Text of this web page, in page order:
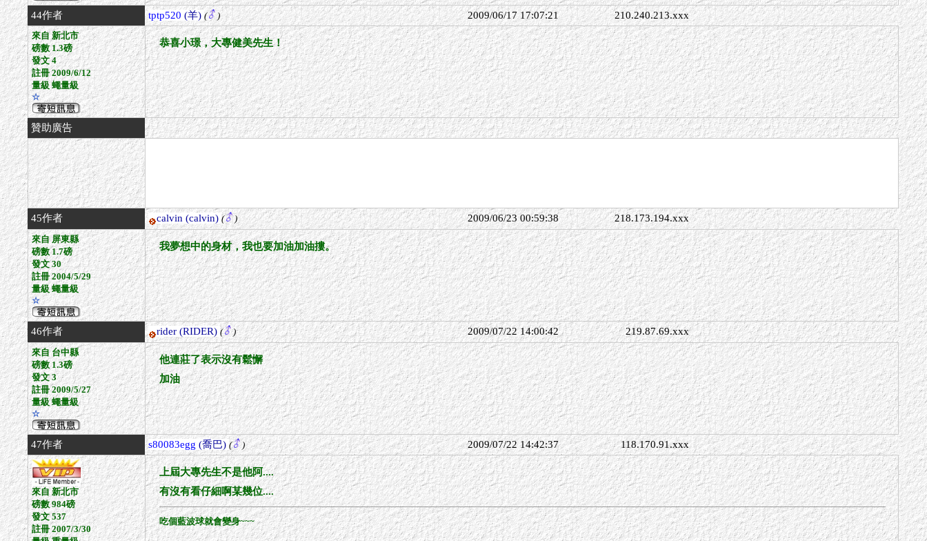
44作者 tptp520(羊) ( ) 2009/06/17 17:07:21 210.240.213.xxx
來自 新北市
磅數 1.3磅
發文 4
註冊 2009/6/12
量級 蠅量級
☆
恭喜小璟，大專健美先生！
贊助廣告
45作者 calvin (calvin) ( ) 2009/06/23 00:59:38 218.173.194.xxx
來自 屏東縣
磅數 1.7磅
發文 30
註冊 2004/5/29
量級 蠅量級
☆
我夢想中的身材，我也要加油加油摟。
46作者 rider (RIDER) ( ) 2009/07/22 14:00:42 219.87.69.xxx
來自 台中縣
磅數 1.3磅
發文 3
註冊 2009/5/27
量級 蠅量級
☆
他連莊了表示沒有鬆懈
加油
47作者 s80083egg(喬巴) ( ) 2009/07/22 14:42:37 118.170.91.xxx
來自 新北市
磅數 984磅
發文 537
註冊 2007/3/30
上屆大專先生不是他阿....
有沒有看仔細啊某幾位....
吃個藍波球就會變身~~~